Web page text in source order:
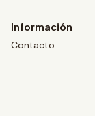
Información
Contacto